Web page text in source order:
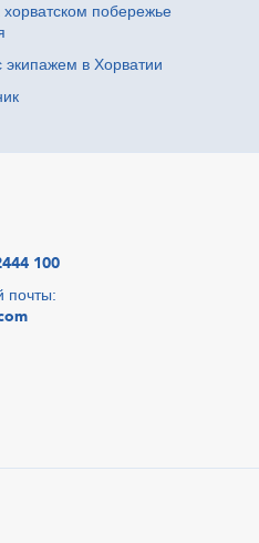
побережье
в Хорватии
100
почты: